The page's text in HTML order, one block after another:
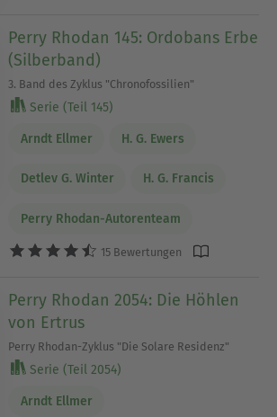
Perry Rhodan 145: Ordobans Erbe
(Silberband)
3. Band des Zyklus "Chronofossilien"
Serie (Teil 145)
Arndt Ellmer H. G. Ewers
Detlev G. Winter H. G. Francis
Perry Rhodan-Autorenteam
15 Bewertungen
Perry Rhodan 2054: Die Höhlen
von Ertrus
Perry Rhodan-Zyklus "Die Solare Residenz"
Serie (Teil 2054)
Arndt Ellmer